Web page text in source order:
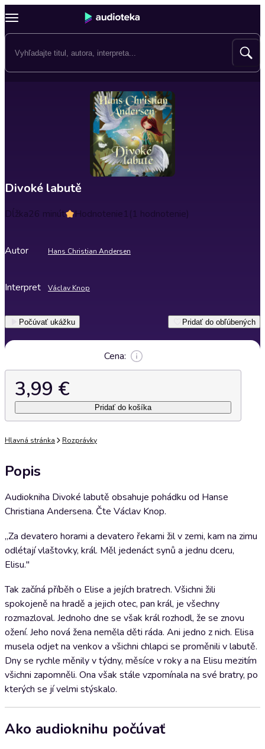
Divoké labutě
Dĺžka26 minút Hodnotenie1(1 hodnotenie)
Autor Hans Christian Andersen
Interpret Václav Knop
Počúvať ukážku Pridať do obľúbených
Cena:
3,99 €
Pridať do košíka
Hlavná stránka Rozprávky
Popis
Audiokniha Divoké labutě obsahuje pohádku od Hanse
Christiana Andersena. Čte Václav Knop.
„Za devatero horami a devatero řekami žil v zemi, kam na zimu
odlétají vlaštovky, král. Měl jedenáct synů a jednu dceru,
Elisu."
Tak začíná příběh o Elise a jejích bratrech. Všichni žili
spokojeně na hradě a jejich otec, pan král, je všechny
rozmazloval. Jednoho dne se však král rozhodl, že se znovu
ožení. Jeho nová žena neměla děti ráda. Ani jedno z nich. Elisa
musela odjet na venkov a všichni chlapci se proměnili v labutě.
Dny se rychle měnily v týdny, měsíce v roky a na Elisu mezitím
všichni zapomněli. Ona však stále vzpomínala na své bratry, po
kterých se jí velmi stýskalo.
Ako audioknihu počúvať